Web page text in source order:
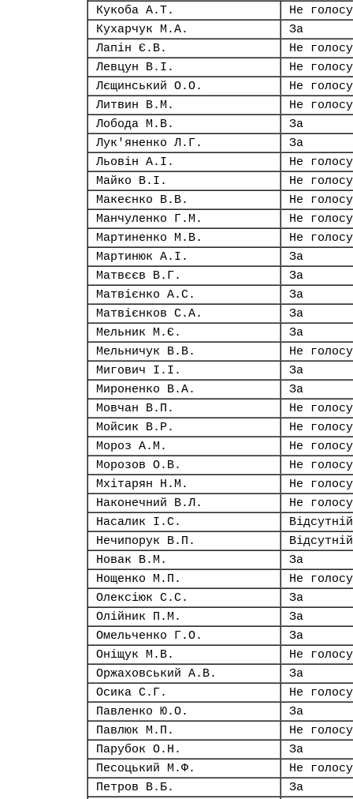
Кукоба А.Т.
Не
Кухарчук М.А.
За
Лапін Є.В.
Не
Левцун В.І.
Не
Лєщинський О.О.
Не
Литвин В.М.
Не
Лобода М.В.
За
Лук'яненко Л.Г.
За
Льовін А.І.
Не
Майко В.І.
Не
Макеєнко В.В.
Не
Манчуленко Г.М.
Не
Мартиненко М.В.
Не
Мартинюк А.І.
За
Матвєєв В.Г.
За
Матвієнко А.С.
За
Матвієнков С.А.
За
Мельник М.Є.
За
Мельничук В.В.
Не
Мигович І.І.
За
Мироненко В.А.
За
Мовчан В.П.
Не
Мойсик В.Р.
Не
Мороз А.М.
Не
Морозов О.В.
Не
Мхітарян Н.М.
Не
Наконечний В.Л.
Не
Насалик І.С.
Відсутній
Нечипорук В.П.
Відсутній
Новак В.М.
За
Нощенко М.П.
Не
Олексіюк С.С.
За
Олійник П.М.
За
Омельченко Г.О.
За
Оніщук М.В.
Не
Оржаховський А.В.
За
Осика С.Г.
Не
Павленко Ю.О.
За
Павлюк М.П.
Не
Парубок О.Н.
За
Песоцький М.Ф.
Не
Петров В.Б.
За